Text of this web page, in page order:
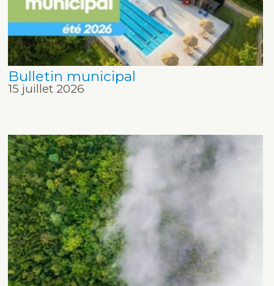
Bulletin municipal
15 juillet 2026